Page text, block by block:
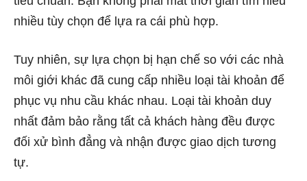
nhiều tùy chọn để lựa ra cái phù hợp.
Tuy nhiên, sự lựa chọn bị hạn chế so với các nhà
môi giới khác đã cung cấp nhiều loại tài khoản để
phục vụ nhu cầu khác nhau. Loại tài khoản duy
nhất đảm bảo rằng tất cả khách hàng đều được
đối xử bình đẳng và nhận được giao dịch tương
tự.